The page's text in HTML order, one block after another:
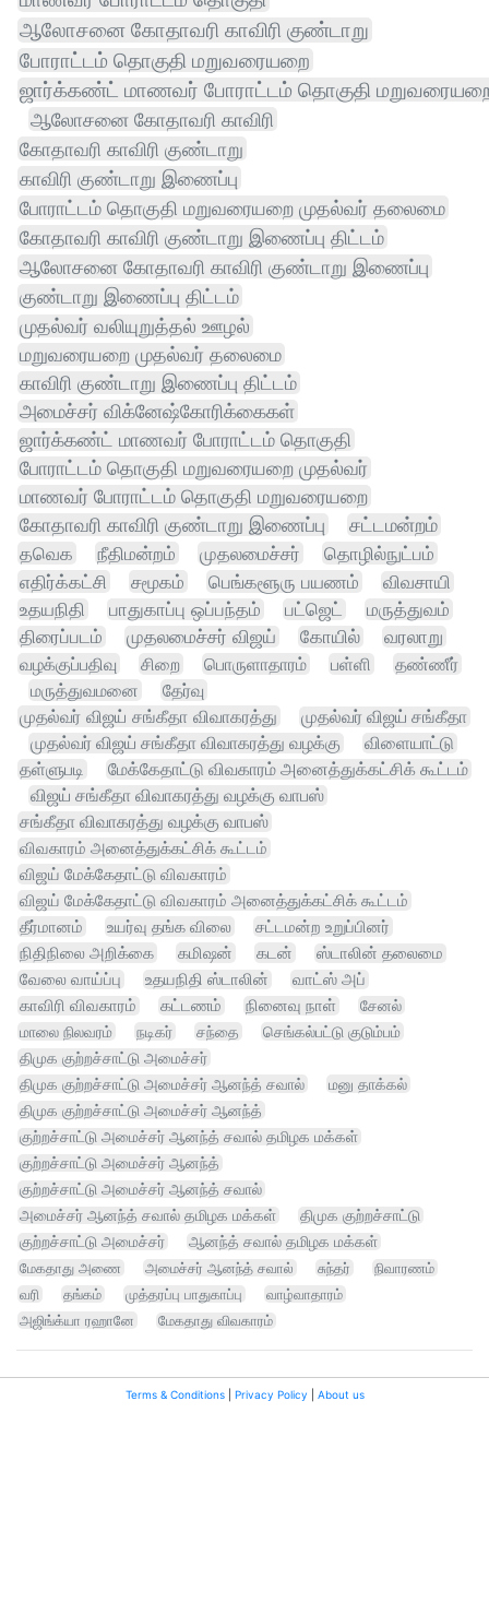
ஆலோசனை கோதாவரி காவிரி குண்டாறு
போராட்டம் தொகுதி மறுவரையறை
ஜார்க்கண்ட் மாணவர் போராட்டம் தொகுதி
ஆலோசனை கோதாவரி காவிரி
கோதாவரி காவிரி குண்டாறு
காவிரி குண்டாறு இணைப்பு
போராட்டம் தொகுதி மறுவரையறை முதல்வர் தலைமை
கோதாவரி காவிரி குண்டாறு இணைப்பு திட்டம்
ஆலோசனை கோதாவரி காவிரி குண்டாறு இணைப்பு
குண்டாறு இணைப்பு திட்டம்
முதல்வர் வலியுறுத்தல் ஊழல்
மறுவரையறை முதல்வர் தலைமை
காவிரி குண்டாறு இணைப்பு திட்டம்
அமைச்சர் விக்னேஷ்கோரிக்கைகள்
ஜார்க்கண்ட் மாணவர் போராட்டம் தொகுதி
போராட்டம் தொகுதி மறுவரையறை முதல்வர்
மாணவர் போராட்டம் தொகுதி மறுவரையறை
கோதாவரி காவிரி குண்டாறு இணைப்பு
சட்டமன்றம்
தவெக
நீதிமன்றம் முதலமைச்சர்
தொழில்நுட்பம்
எதிர்க்கட்சி
சமூகம் பெங்களூரு பயணம்
விவசாயி
உதயநிதி
பாதுகாப்பு ஒப்பந்தம் பட்ஜெட்
மருத்துவம்
திரைப்படம்
முதலமைச்சர் விஜய் கோயில்
வரலாறு
வழக்குப்பதிவு
சிறை பொருளாதாரம் பள்ளி
தண்ணீர்
மருத்துவமனை
தேர்வு
முதல்வர் விஜய் சங்கீதா விவாகரத்து
முதல்வர் விஜய் சங்கீதா
முதல்வர் விஜய் சங்கீதா விவாகரத்து வழக்கு
விளையாட்டு
தள்ளுபடி
மேக்கேதாட்டு விவகாரம் அனைத்துக்கட்சிக் கூட்டம்
விஜய் சங்கீதா விவாகரத்து வழக்கு வாபஸ்
சங்கீதா விவாகரத்து வழக்கு வாபஸ்
விவகாரம் அனைத்துக்கட்சிக் கூட்டம்
விஜய் மேக்கேதாட்டு விவகாரம்
விஜய் மேக்கேதாட்டு விவகாரம் அனைத்துக்கட்சிக் கூட்டம்
தீர்மானம்
உயர்வு தங்க விலை
சட்டமன்ற உறுப்பினர்
நிதிநிலை அறிக்கை
கமிஷன் கடன்
ஸ்டாலின் தலைமை
வேலை வாய்ப்பு
உதயநிதி ஸ்டாலின்
வாட்ஸ் அப்
காவிரி விவகாரம்
கட்டணம் நினைவு நாள்
சேனல்
மாலை நிலவரம்
நடிகர் சந்தை
செங்கல்பட்டு குடும்பம்
திமுக குற்றச்சாட்டு அமைச்சர்
திமுக குற்றச்சாட்டு அமைச்சர் ஆனந்த் சவால்
மனு தாக்கல்
திமுக குற்றச்சாட்டு அமைச்சர் ஆனந்த்
குற்றச்சாட்டு அமைச்சர் ஆனந்த் சவால் தமிழக மக்கள்
குற்றச்சாட்டு அமைச்சர் ஆனந்த்
குற்றச்சாட்டு அமைச்சர் ஆனந்த் சவால்
அமைச்சர் ஆனந்த் சவால் தமிழக மக்கள்
திமுக குற்றச்சாட்டு
குற்றச்சாட்டு அமைச்சர்
ஆனந்த் சவால் தமிழக மக்கள்
மேகதாது அணை
அமைச்சர் ஆனந்த் சவால் சுந்தர்
நிவாரணம்
வரி
தங்கம் முத்தரப்பு பாதுகாப்பு
வாழ்வாதாரம்
அஜிங்க்யா ரஹானே
மேகதாது விவகாரம்
Terms & Conditions| Privacy Policy About us